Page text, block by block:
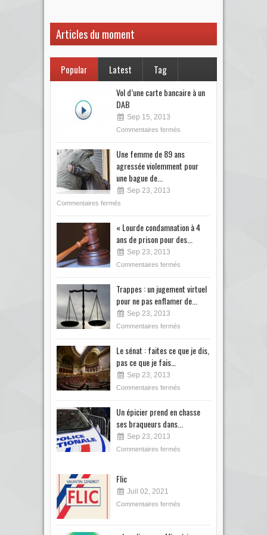
Articles du moment
Popular Latest Tag
Vol d’une carte bancaire à un
DAB
Sep 15, 2013
Commentaires fermés
Une femme de 89 ans
agressée violemment pour
une bague de...
Sep 23, 2013
Commentaires fermés
« Lourde condamnation à 4
ans de prison pour des...
Sep 23, 2013
Commentaires fermés
Trappes : un jugement virtuel
pour ne pas enflamer de...
Sep 23, 2013
Commentaires fermés
Le sénat : faites ce que je dis,
pas ce que je fais…
Sep 23, 2013
Commentaires fermés
Un épicier prend en chasse
ses braqueurs dans...
Sep 23, 2013
Commentaires fermés
Flic
Juil 02, 2021
Commentaires fermés